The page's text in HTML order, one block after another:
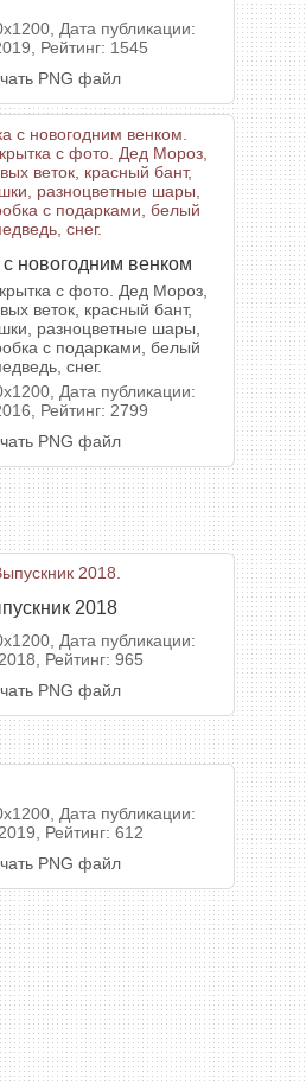
Дата публикации:
Рейтинг: 1545
PNG файл
новогодним венком
с фото. Дед Мороз,
веток, красный бант,
разноцветные шары,
с подарками, белый
снег.
Дата публикации:
Рейтинг: 2799
PNG файл
2018
Дата публикации:
Рейтинг: 965
PNG файл
Дата публикации:
Рейтинг: 612
PNG файл